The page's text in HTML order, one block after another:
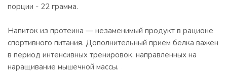
порции - 22 грамма.
Напиток из протеина — незаменимый продукт в рационе
спортивного питания. Дополнительный прием белка важен
в период интенсивных тренировок, направленных на
наращивание мышечной массы.